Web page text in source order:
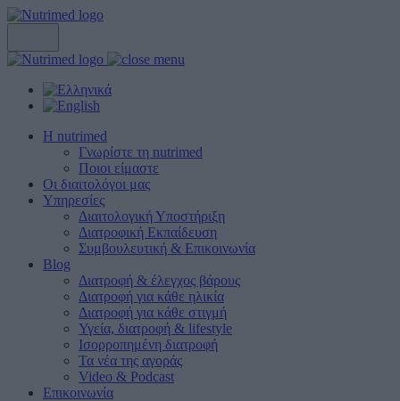
Η nutrimed
Γνωρίστε τη nutrimed
Ποιοι είμαστε
Οι διαιτολόγοι μας
Υπηρεσίες
Διαιτολογική Υποστήριξη
Διατροφική Εκπαίδευση
Συμβουλευτική & Επικοινωνία
Blog
Διατροφή & έλεγχος βάρους
Διατροφή για κάθε ηλικία
Διατροφή για κάθε στιγμή
Υγεία, διατροφή & lifestyle
Ισορροπημένη διατροφή
Τα νέα της αγοράς
Video & Podcast
Επικοινωνία